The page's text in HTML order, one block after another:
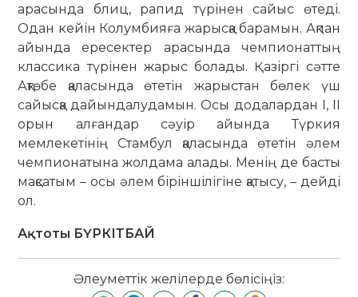
арасында блиц, рапид түрінен сайыс өтеді.
Одан кейін Колумбияға жарысқа барамын. Ақпан
айында ересектер арасында чемпионаттың
классика түрінен жарыс болады. Қазіргі сәтте
Ақтөбе қаласында өтетін жарыстан бөлек үш
сайысқа дайындалудамын. Осы додалардан І, ІІ
орын алғандар сәуір айында Түркия
мемлекетінің Стамбул қаласында өтетін әлем
чемпионатына жолдама алады. Менің де басты
мақсатым – осы әлем біріншілігіне қатысу, – дейді
ол.
Ақтоты БҮРКІТБАЙ
Әлеуметтік желілерде бөлісіңіз: